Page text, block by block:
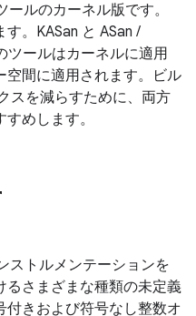
ルのカーネル版です。
。KASan と ASan /
ツールはカーネルに適用
空間に適用されます。ビル
スを減らすために、両方
めします。
ストルメンテーションを
るさまざまな種類の未定義
きおよび符号なし整数オ